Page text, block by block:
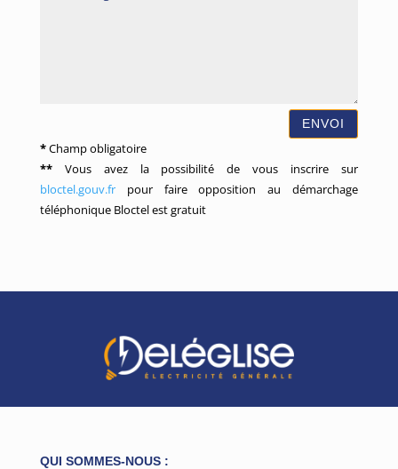
ENVOI
*Champ obligatoire
**Vous avez la possibilité de vous inscrire sur
bloctel.gouv.frpour faire opposition au démarchage
téléphonique Bloctelest gratuit
QUI SOMMES-NOUS :